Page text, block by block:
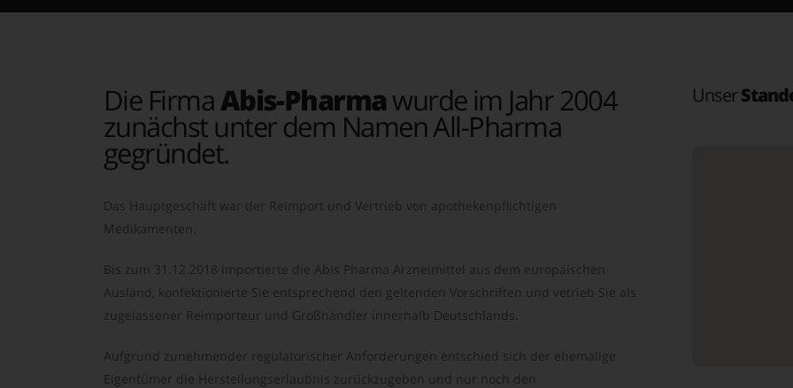
Die FirmaAbis-Pharmawurde im Jahr 2004
zunächst unter dem Namen All-Pharma
gegründet.
Das Hauptgeschäft war der Reimport und Vertrieb von apothekenpflichtigen
Medikamenten.
Bis zum 31.12.2018 importierte die Abis Pharma Arzneimittel aus dem europäischen
Ausland, konfektionierte Sie entsprechend den geltenden Vorschriften und vetrieb Sie als
zugelassener Reimporteur und Großhändler innerhalb Deutschlands.
Aufgrund zunehmender regulatorischer Anforderungen entschied sich der ehemalige
Eigentümer die Herstellungserlaubnis zurückzugeben und nur noch den
Unser